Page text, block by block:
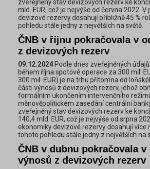
zveřejněný stav devizových rezerv ke
mld. EUR, což je nejvýše od června 2022.
devizové rezervy dosahují přibližně 45 %
pohledu stále jedny z největších na světě.
ČNB v říjnu pokračovala v
z devizových rezerv
09.12.2024 Podle dnes zveřejněných
během října spotové operace za 300 mil.
300 mil. EUR) je na trhu přítomna od
části výnosů z devizových rezerv, jehož
formálním ukončením intervenčního
měnověpolitickém zasedání centrální
zveřejněný stav devizových rezerv ke
140,4 mld. EUR, což je nejvýše od srpna
ekonomiky devizové rezervy dosahují více
tohoto pohledu stále jedny z největších na
ČNB v dubnu pokračovala
výnosů z devizových rezerv